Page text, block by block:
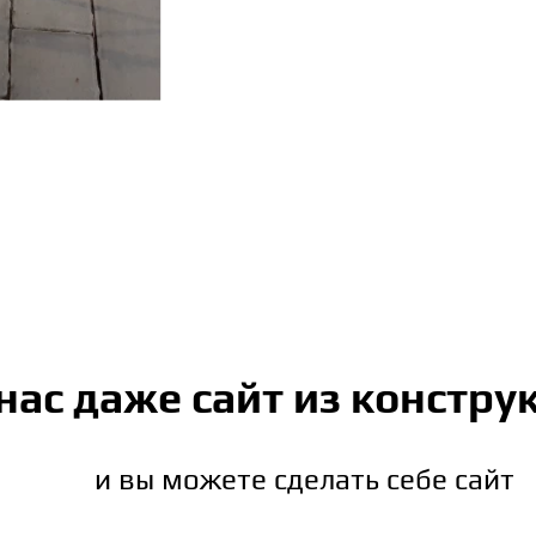
даже сайт из
и вы можете сделать себе сайт